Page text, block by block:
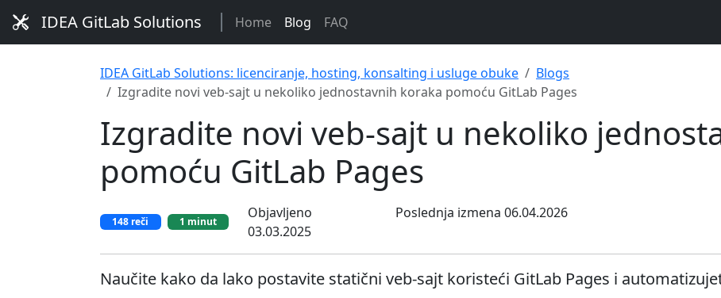
IDEA GitLab Solutions Home Blog FAQ
IDEA GitLab Solutions: licenciranje, hosting, konsalting i usluge obuke
Blogs
Izgradite novi veb-sajt u nekoliko jednostavnih koraka pomoću GitLab Pages
Izgradite novi veb-sajt u nekoliko
pomoću GitLab Pages
148 reči 1 minut
Objavljeno
03.03.2025
Poslednja izmena 06.04.2026
Naučite kako da lako postavite statični veb-sajt koristeći GitLab Pages i